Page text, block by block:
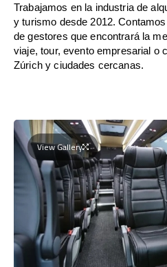
Trabajamos en la industria de
y turismo desde 2012.
de gestores que encontrará la
viaje, tour, evento empresarial o
Zúrich y ciudades cercanas.
View Gallery